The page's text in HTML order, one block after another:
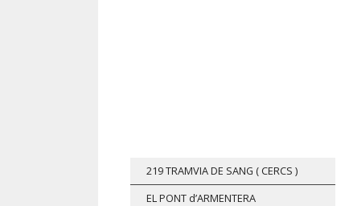
219 TRAMVIA DE SANG ( CERCS )
EL PONT d’ARMENTERA